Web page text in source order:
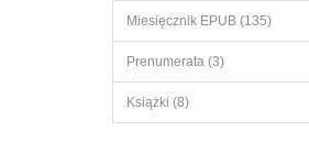
Miesięcznik EPUB (135)
Prenumerata (3)
Książki (8)